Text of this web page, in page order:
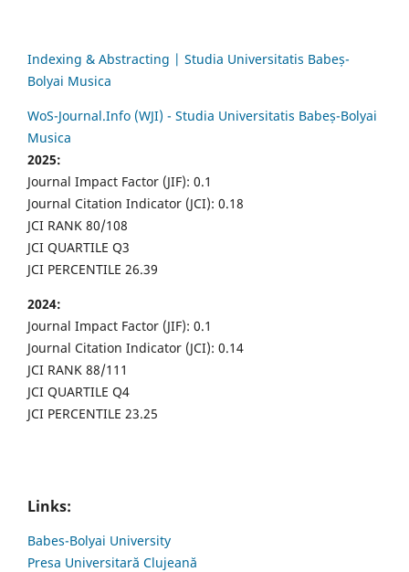
Indexing & Abstracting | Studia Universitatis Babeș-
Bolyai Musica
WoS-Journal.Info (WJI) - Studia Universitatis Babeș-Bolyai
Musica
2025:
Journal Impact Factor (JIF): 0.1
Journal Citation Indicator (JCI): 0.18
JCI RANK 80/108
JCI QUARTILE Q3
JCI PERCENTILE 26.39
2024:
Journal Impact Factor (JIF): 0.1
Journal Citation Indicator (JCI): 0.14
JCI RANK 88/111
JCI QUARTILE Q4
JCI PERCENTILE 23.25
Links:
Babes-Bolyai University
Presa Universitară Clujeană